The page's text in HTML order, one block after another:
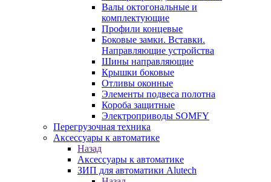
Валы октогональные и
комплектующие
Профили концевые
Боковые замки. Вставки.
Направляющие устройства
Шины направляющие
Крышки боковые
Отливы оконные
Элементы подвеса полотна
Короба защитные
Электроприводы SOMFY
Перегрузочная техника
Аксессуары к автоматике
Назад
Аксессуары к автоматике
ЗИП для автоматики Alutech